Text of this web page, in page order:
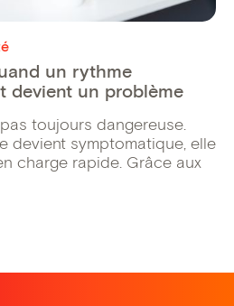
un rythme
devient un problème
toujours dangereuse.
devient symptomatique, elle
charge rapide. Grâce aux